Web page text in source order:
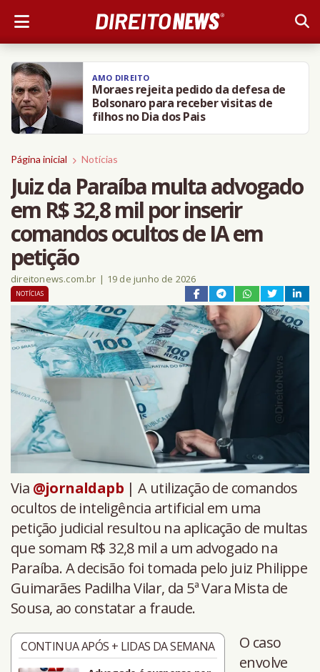
AMO DIREITO
Moraes rejeita pedido da defesa de
Bolsonaro para receber visitas de
filhos no Dia dos Pais
Página inicial Notícias
Juiz da Paraíba multa advogado
em R$ 32,8 mil por inserir
comandos ocultos de IA em
petição
direitonews.com.br | 19 de junho de 2026
NOTÍCIAS
Via @jornaldapb | A utilização de comandos
ocultos de inteligência artificial em uma
petição judicial resultou na aplicação de multas
que somam R$ 32,8 mil a um advogado na
Paraíba. A decisão foi tomada pelo juiz Philippe
Guimarães Padilha Vilar, da 5ª Vara Mista de
Sousa, ao constatar a fraude.
CONTINUA APÓS + LIDAS DA SEMANA
O caso
envolve